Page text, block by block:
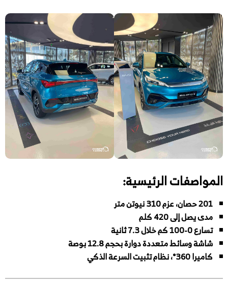
المواصفات الرئيسية:
201 حصان، عزم 310 نيوتن متر
مدى يصل إلى 420 كلم
تسارع 0-100 كم خلال 7.3 ثانية
شاشة وسائط متعددة دوارة بحجم 12.8 بوصة
كاميرا 360°، نظام تثبيت السرعة الذكي